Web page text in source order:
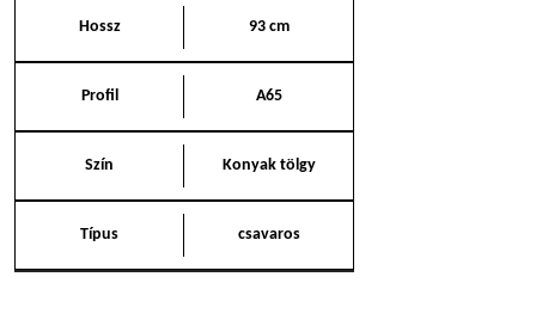
Hossz 93 cm
Profil A65
Szín Konyak tölgy
Típus csavaros